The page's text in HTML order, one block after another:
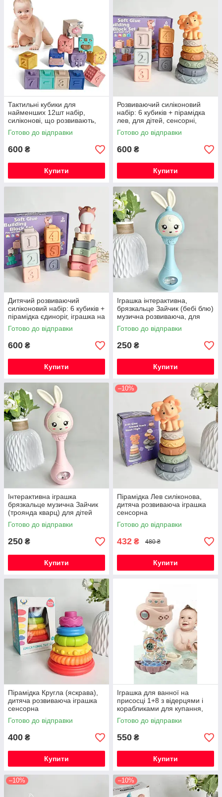
Тактильні кубики для
найменших 12шт набір,
силіконові, що розвивають,
іграшка на рік, на хрестини
Готово до відправки
600 ₴
Купити
Розвиваючий силіконовий
набір: 6 кубиків + пірамідка
лев, для дітей, сенсорні,
іграшка на рік, на хрестини
Готово до відправки
600 ₴
Купити
Дитячий розвиваючий
силіконовий набір: 6 кубиків +
пірамідка єдиноріг, іграшка на
рік, на хрестини
Готово до відправки
600 ₴
Купити
Іграшка інтерактивна,
брязкальце Зайчик (бебі блю)
музична розвиваюча, для
малюків
Готово до відправки
250 ₴
Купити
Інтерактивна іграшка
брязкальце музична Зайчик
(троянда кварц) для дітей
Готово до відправки
250 ₴
Купити
–10%
Пірамідка Лев силіконова,
дитяча розвиваюча іграшка
сенсорна
Готово до відправки
432 ₴ 480 ₴
Купити
Пірамідка Кругла (яскрава),
дитяча розвиваюча іграшка
сенсорна
Готово до відправки
400 ₴
Купити
Іграшка для ванної на
присосці 1+8 з відерцями і
корабликами для купання,
елементи, що крутяться
Кораблик
Готово до відправки
550 ₴
Купити
–10% –10%